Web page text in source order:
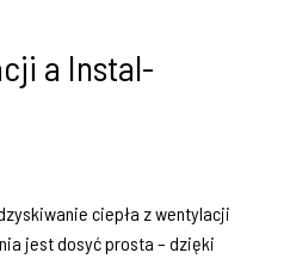
a Instal-
ciepła z wentylacji
jest dosyć prosta – dzięki